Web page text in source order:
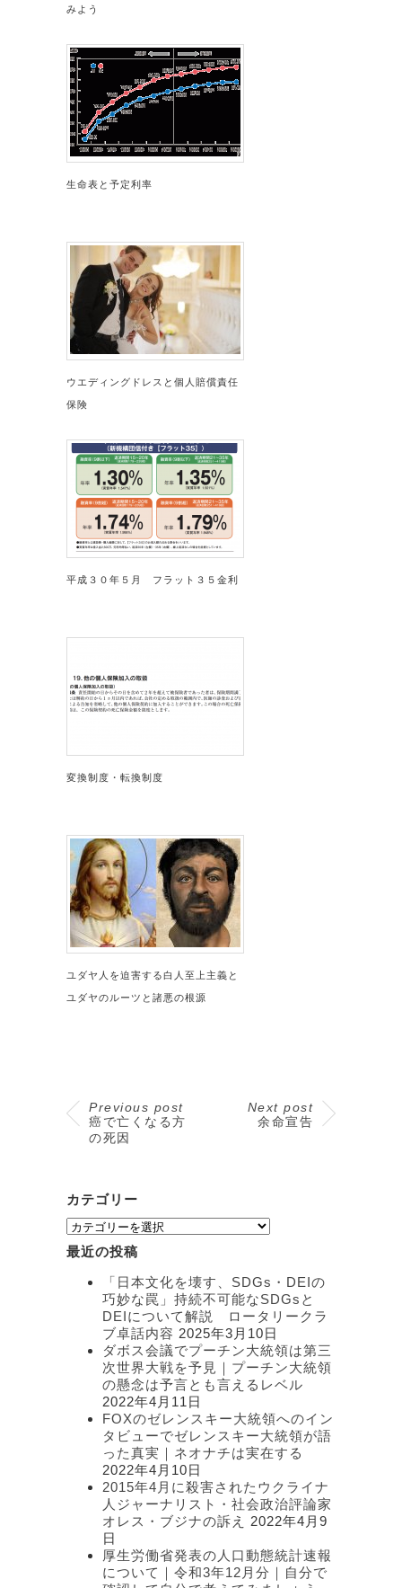
みよう
生命表と予定利率
ウエディングドレスと個人賠償責任
保険
平成３０年５月 フラット３５金利
変換制度・転換制度
ユダヤ人を迫害する白人至上主義と
ユダヤのルーツと諸悪の根源
Previous post
癌で亡くなる方
の死因
Next post
余命宣告
カテゴリー
カ
テ
ゴ
最近の投稿
「日本文化を壊す、SDGs・DEIの
巧妙な罠」持続不可能なSDGsと
DEIについて解説 ロータリークラ
ブ卓話内容 2025年3月10日
ダボス会議でプーチン大統領は第三
次世界大戦を予見｜プーチン大統領
の懸念は予言とも言えるレベル
2022年4月11日
FOXのゼレンスキー大統領へのイン
タビューでゼレンスキー大統領が語
った真実｜ネオナチは実在する
2022年4月10日
2015年4月に殺害されたウクライナ
人ジャーナリスト・社会政治評論家
オレス・ブジナの訴え
2022年4月9
日
厚生労働省発表の人口動態統計速報
について｜令和3年12月分｜自分で